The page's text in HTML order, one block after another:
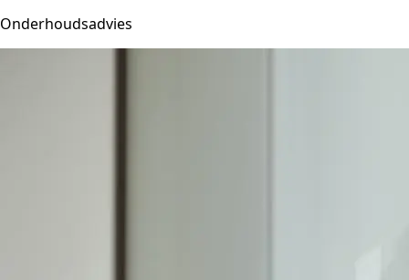
Onderhoudsadvies